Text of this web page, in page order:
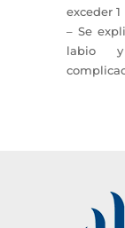
exceder
– Se
labio